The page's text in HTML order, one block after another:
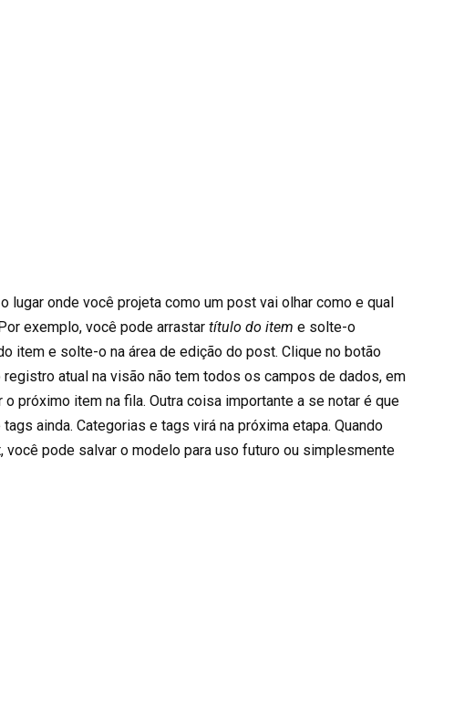
onde você projeta como um post vai olhar como e qual
exemplo, você pode arrastar título do item e solte-o
item e solte-o na área de edição do post. Clique no botão
atual na visão não tem todos os campos de dados, em
próximo item na fila. Outra coisa importante a se notar é que
ainda. Categorias e tags virá na próxima etapa. Quando
pode salvar o modelo para uso futuro ou simplesmente